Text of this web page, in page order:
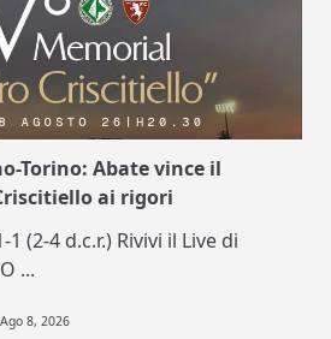
Torino: Abate vince il
ai rigori
1 (2-4 d.c.r.) Rivivi il Live di
...
Ago 8, 2026